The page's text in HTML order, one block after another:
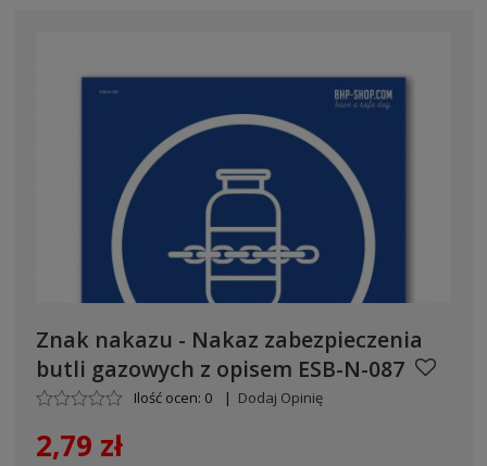
Znak nakazu - Nakaz zabezpieczenia
butli gazowych z opisem ESB-N-087
Ilość ocen: 0 | Dodaj Opinię
2,79 zł